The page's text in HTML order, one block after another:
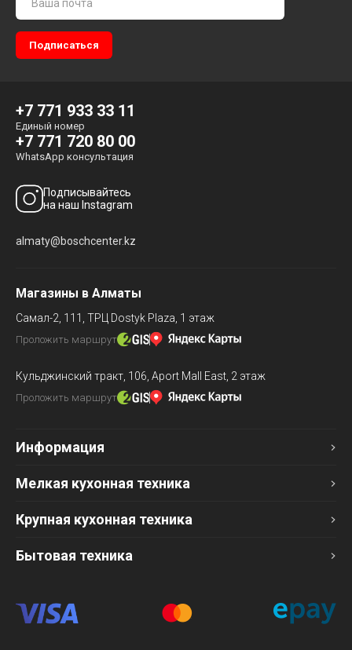
+7 771 933 33 11
Единый номер
+7 771 720 80 00
WhatsApp консультация
Подписывайтесь
на наш Instagram
almaty@boschcenter.kz
Магазины в Алматы
Самал-2, 111, ТРЦ Dostyk Plaza, 1 этаж
Проложить маршрут
Кульджинский тракт, 106, Aport Mall East, 2 этаж
Проложить маршрут
Информация
Мелкая кухонная техника
Крупная кухонная техника
Бытовая техника